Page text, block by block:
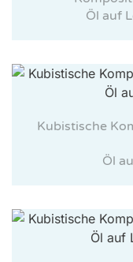
Öl auf
Kubistische
Öl